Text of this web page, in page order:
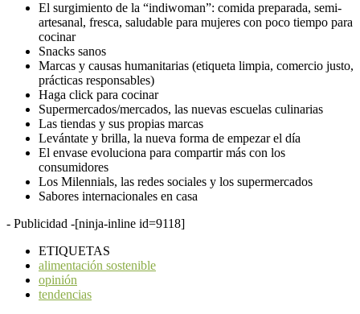
El surgimiento de la “indiwoman”: comida preparada, semi-
artesanal, fresca, saludable para mujeres con poco tiempo para
cocinar
Snacks sanos
Marcas y causas humanitarias (etiqueta limpia, comercio justo,
prácticas responsables)
Haga click para cocinar
Supermercados/mercados, las nuevas escuelas culinarias
Las tiendas y sus propias marcas
Levántate y brilla, la nueva forma de empezar el día
El envase evoluciona para compartir más con los
consumidores
Los Milennials, las redes sociales y los supermercados
Sabores internacionales en casa
- Publicidad -[ninja-inline id=9118]
ETIQUETAS
alimentación sostenible
opinión
tendencias